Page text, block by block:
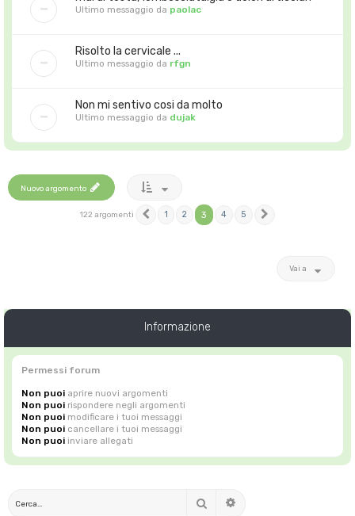
Ultimo messaggio da paolac
Risolto la cervicale ...
Ultimo messaggio da rfgn
Non mi sentivo cosi da molto
Ultimo messaggio da dujak
Nuovo argomento
122 argomenti Precedente
1 2 3 4 5
Vai a
Informazione
Permessi forum
Non puoi aprire nuovi argomenti
Non puoi rispondere negli argomenti
Non puoi modificare i tuoi messaggi
Non puoi cancellare i tuoi messaggi
Non puoi inviare allegati
Cerca